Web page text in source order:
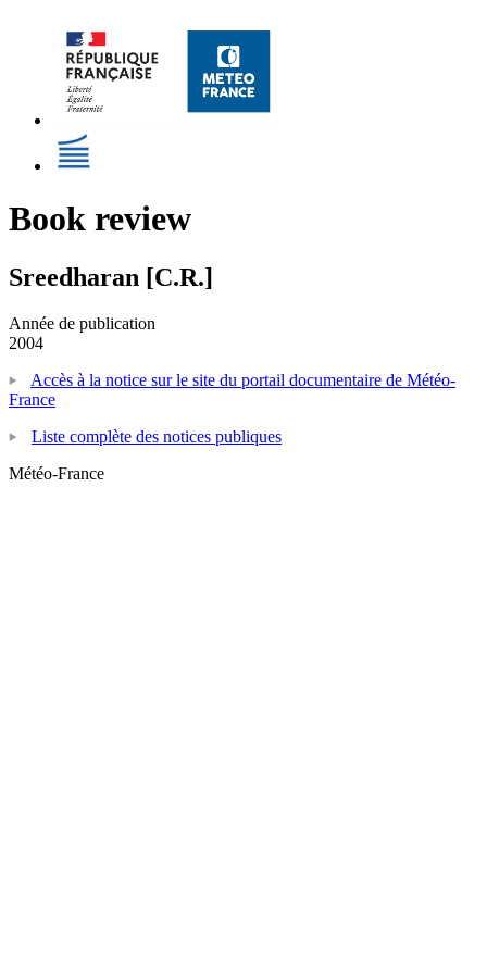
Book review
Sreedharan [C.R.]
Année de publication
2004
Accès à la notice sur le site du portail documentaire de Météo-
France
Liste complète des notices publiques
Météo-France